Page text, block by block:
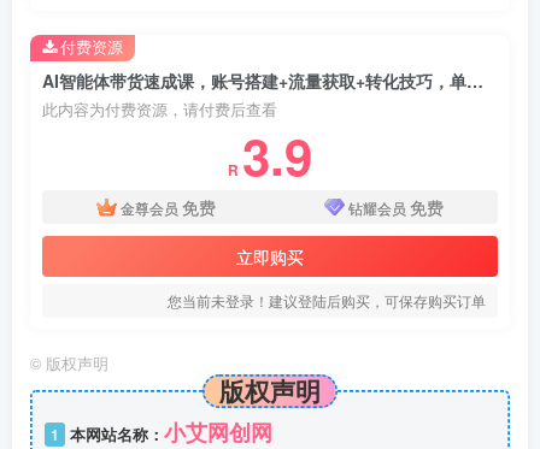
AI智能体带货速成课，账号搭建+流量获取+转化技巧，单条佣金5000+
此内容为付费资源，请付费后查看
R 3.9
金尊会员 免费 钻耀会员 免费
立即购买
您当前未登录！建议登陆后购买，可保存购买订单
付费资源
© 版权声明
版权声明
1 本网站名称： 小艾网创网